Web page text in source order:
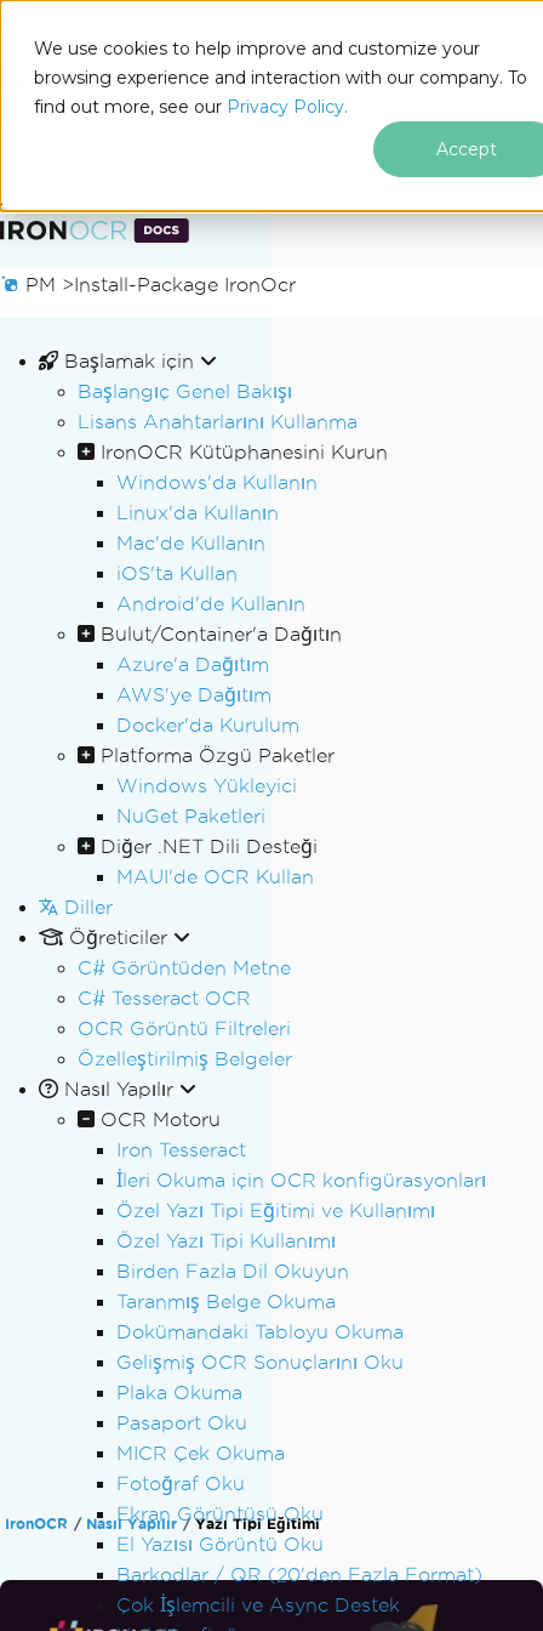
We use cookies to help improve and customize your
browsing experience and interaction with our company. To
find out more, see our Privacy Policy.
Accept
Altbilgi içeriğine atla
Docs
PM >Install-Package IronOcr
Başlamak için
Başlangıç Genel Bakışı
Lisans Anahtarlarını Kullanma
IronOCR Kütüphanesini Kurun
Windows'da Kullanın
Linux'da Kullanın
Mac'de Kullanın
iOS'ta Kullan
Android'de Kullanın
Bulut/Container'a Dağıtın
Azure'a Dağıtım
AWS'ye Dağıtım
Docker'da Kurulum
Platforma Özgü Paketler
Windows Yükleyici
NuGet Paketleri
Diğer .NET Dili Desteği
MAUI'de OCR Kullan
Diller
Öğreticiler
C# Görüntüden Metne
C# Tesseract OCR
OCR Görüntü Filtreleri
Özelleştirilmiş Belgeler
Nasıl Yapılır
OCR Motoru
Iron Tesseract
İleri Okuma için OCR konfigürasyonları
Özel Yazı Tipi Eğitimi ve Kullanımı
Özel Yazı Tipi Kullanımı
Birden Fazla Dil Okuyun
Taranmış Belge Okuma
Dokümandaki Tabloyu Okuma
Gelişmiş OCR Sonuçlarını Oku
Plaka Okuma
Pasaport Oku
MICR Çek Okuma
Fotoğraf Oku
Ekran Görüntüsü Oku
El Yazısı Görüntü Oku
Barkodlar / QR (20'den Fazla Format)
Çok İşlemcili ve Async Destek
IronOCR Nasıl Yapılır Yazı Tipi Eğitimi